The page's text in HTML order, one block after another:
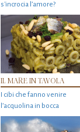
s'incrocia l’amore?
IL MARE IN TAVOLA
I cibi che fanno venire
l’acquolina in bocca